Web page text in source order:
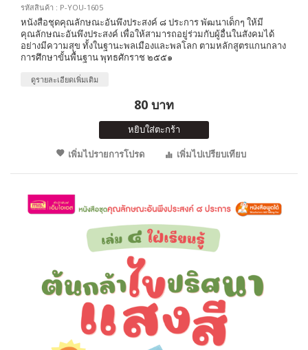
รหัสสินค้า : P-YOU-1605
หนังสือชุดคุณลักษณะอันพึงประสงค์ ๘ ประการ พัฒนาเด็กๆ ให้มี
คุณลักษณะอันพึงประสงค์ เพื่อให้สามารถอยู่ร่วมกับผู้อื่นในสังคมได้
อย่างมีความสุข ทั้งในฐานะพลเมืองและพลโลก ตามหลักสูตรแกนกลาง
การศึกษาขั้นพื้นฐาน พุทธศักราช ๒๕๕๑
ดูรายละเอียดเพิ่มเติม
80 บาท
หยิบใส่ตะกร้า
เพิ่มไปรายการโปรด
เพิ่มไปเปรียบเทียบ